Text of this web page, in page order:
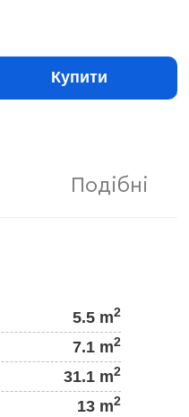
Купити
Подібні
5.5 m2
7.1 m2
31.1 m2
13 m2